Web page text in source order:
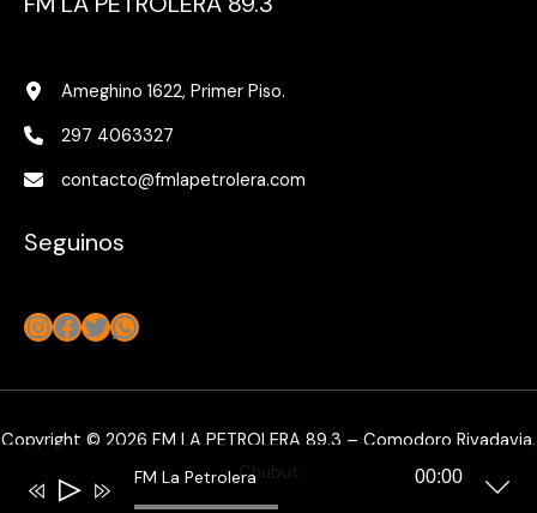
Ameghino 1622, Primer Piso.
297 4063327
contacto@fmlapetrolera.com
Seguinos
Instagram
Facebook
Twitter
WhatsApp
Copyright © 2026 FM LA PETROLERA 89.3 – Comodoro Rivadavia,
Chubut
FM La Petrolera
Reproductor
00:00